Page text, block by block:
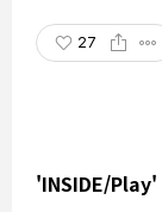
27
'INSIDE/Play'